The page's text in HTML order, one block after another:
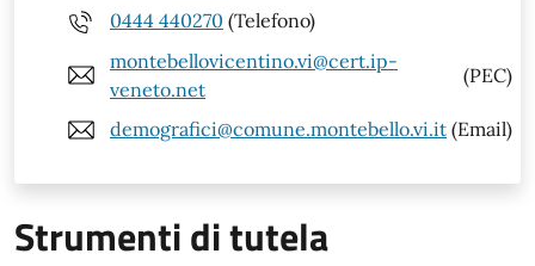
0444 440270 (Telefono)
montebellovicentino.vi@cert.ip-
veneto.net
(PEC)
demografici@comune.montebello.vi.it (Email)
Strumenti di tutela